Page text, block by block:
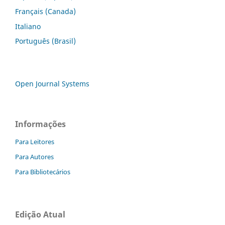
Français (Canada)
Italiano
Português (Brasil)
Open Journal Systems
Informações
Para Leitores
Para Autores
Para Bibliotecários
Edição Atual